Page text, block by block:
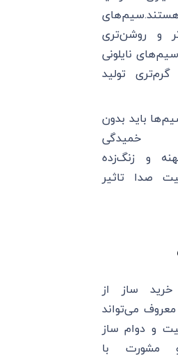
و روشن‌تری
نایلونی
تولید
باید بدون
خمیدگی
و زنگ‌زده
صدا تاثیر
ساز از
می‌تواند
و دوام ساز
و مشورت با